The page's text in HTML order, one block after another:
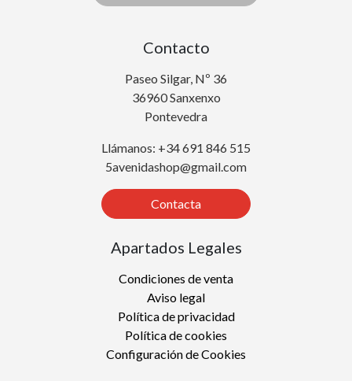
Contacto
Paseo Silgar, Nº 36
36960 Sanxenxo
Pontevedra
Llámanos: +34 691 846 515
5avenidashop@gmail.com
Contacta
Apartados Legales
Condiciones de venta
Aviso legal
Política de privacidad
Política de cookies
Configuración de Cookies